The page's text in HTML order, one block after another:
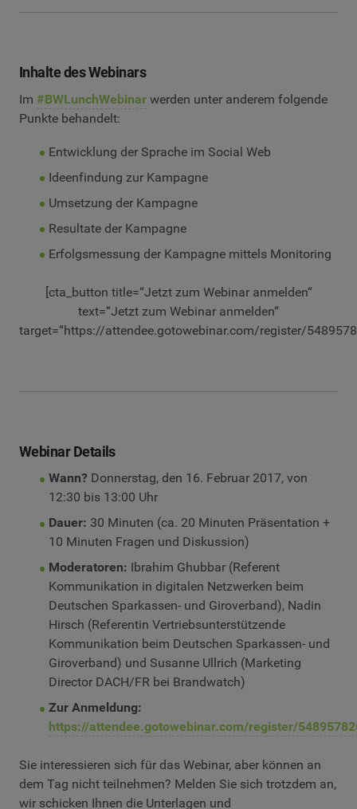
Inhalte des Webinars
Im #BWLunchWebinar werden unter anderem folgende
Punkte behandelt:
Entwicklung der Sprache im Social Web
Ideenfindung zur Kampagne
Umsetzung der Kampagne
Resultate der Kampagne
Erfolgsmessung der Kampagne mittels Monitoring
[cta_button title=“Jetzt zum Webinar anmelden“
text=“Jetzt zum Webinar anmelden“
target=“https://attendee.gotowebinar.com/register/
Webinar Details
Wann?Donnerstag, den 16. Februar 2017, von
12:30 bis 13:00 Uhr
Dauer: 30 Minuten (ca. 20 Minuten Präsentation +
10 Minuten Fragen und Diskussion)
Moderatoren: Ibrahim Ghubbar (Referent
Kommunikation in digitalen Netzwerken beim
Deutschen Sparkassen- und Giroverband), Nadin
Hirsch (Referentin Vertriebsunterstützende
Kommunikation beim Deutschen Sparkassen- und
Giroverband) und Susanne Ullrich (Marketing
Director DACH/FR bei Brandwatch)
Zur Anmeldung:
https://attendee.gotowebinar.com/register/
Sie interessieren sich für das Webinar, aber können an
dem Tag nicht teilnehmen? Melden Sie sich trotzdem an,
wir schicken Ihnen die Unterlagen und